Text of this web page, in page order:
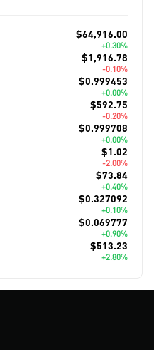
$64,916.00
+0.30%
$1,916.78
-0.10%
$0.999453
+0.00%
$592.75
-0.20%
$0.999708
+0.00%
$1.02
-2.00%
$73.84
+0.40%
$0.327092
+0.10%
$0.069777
+0.90%
$513.23
+2.80%